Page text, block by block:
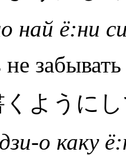
най ё:ни
не
ように
о каку